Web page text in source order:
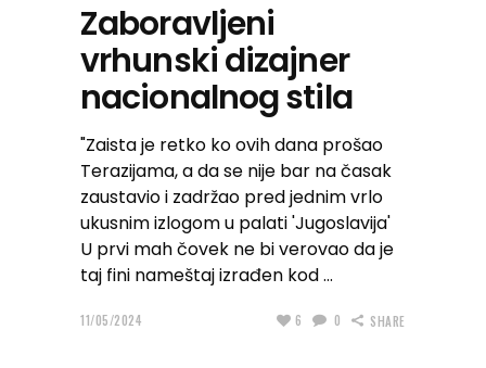
Zaboravljeni
vrhunski dizajner
nacionalnog stila
"Zaista je retko ko ovih dana prošao
Terazijama, a da se nije bar na časak
zaustavio i zadržao pred jednim vrlo
ukusnim izlogom u palati 'Jugoslavija'
U prvi mah čovek ne bi verovao da je
taj fini nameštaj izrađen kod
11/05/2024 6 0 SHARE